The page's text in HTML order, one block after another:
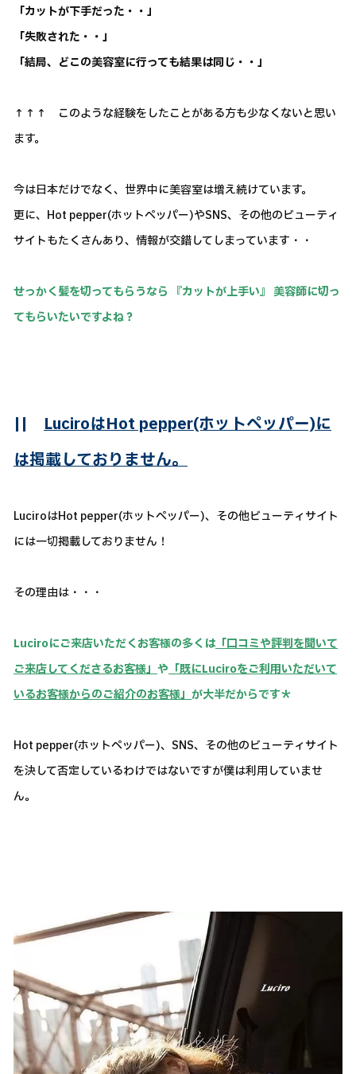
「カットが下手だった・・」
「失敗された・・」
「結局、どこの美容室に行っても結果は同じ・・」
↑↑↑ このような経験をしたことがある方も少なくないと思い
ます。
今は日本だけでなく、世界中に美容室は増え続けています。
更に、Hot pepper(ホットペッパー)やSNS、その他のビューティ
サイトもたくさんあり、情報が交錯してしまっています・・
せっかく髪を切ってもらうなら 『カットが上手い』 美容師に切っ
てもらいたいですよね？
|| LuciroはHot pepper(ホットペッパー)に
は掲載しておりません。
LuciroはHot pepper(ホットペッパー)、その他ビューティサイト
には一切掲載しておりません！
その理由は・・・
Luciroにご来店いただくお客様の多くは「口コミや評判を聞いて
ご来店してくださるお客様」 や 「既にLuciroをご利用いただいて
いるお客様からのご紹介のお客様」 が大半だからです＊
Hot pepper(ホットペッパー)、SNS、その他のビューティサイト
を決して否定しているわけではないですが僕は利用していませ
ん。